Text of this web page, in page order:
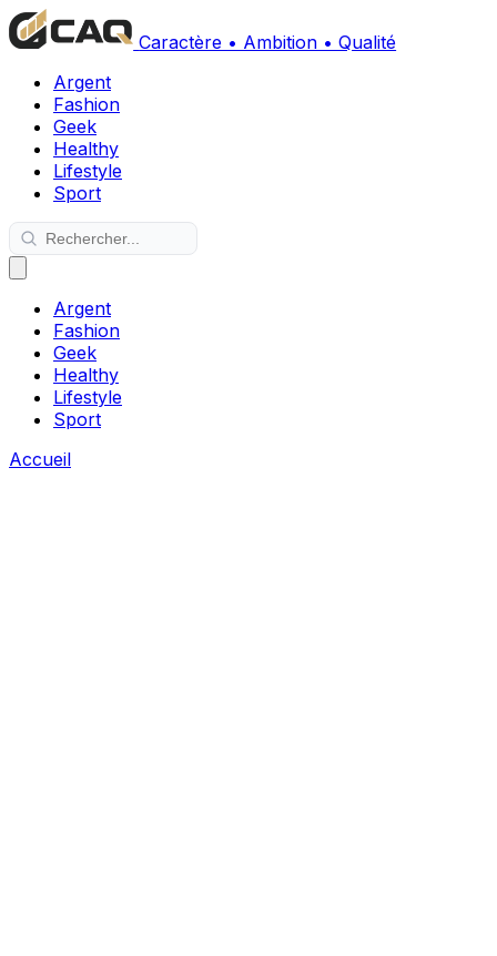
Caractère • Ambition • Qualité
Argent
Fashion
Geek
Healthy
Lifestyle
Sport
Argent
Fashion
Geek
Healthy
Lifestyle
Sport
Accueil